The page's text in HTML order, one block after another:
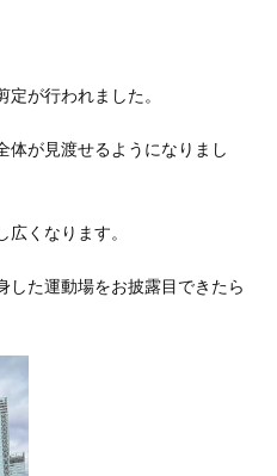
が行われました。
体が見渡せるようになりまし
くなります。
した運動場をお披露目できたら